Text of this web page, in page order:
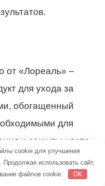
от «Лореаль» –
для ухода за
обогащенный
для
и защиты цвета.
проникает
cookie для улучшения
Продолжая использовать сайт,
файлов cookie.
OK